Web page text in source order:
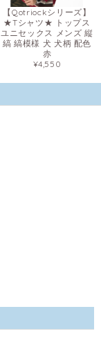
【Qotriockシリーズ】
★Tシャツ★ トップス
ユニセックス メンズ 縦
縞 縞模様 犬 犬柄 配色
赤
¥4,550